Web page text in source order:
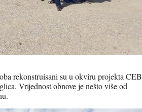
rekonstruisani su u okviru projekta CEB
Vrijednost obnove je nešto više od